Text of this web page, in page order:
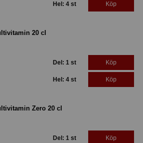
Hel: 4 st Köp
20 cl
Del: 1 st Köp
Hel: 4 st Köp
Zero 20 cl
Del: 1 st Köp